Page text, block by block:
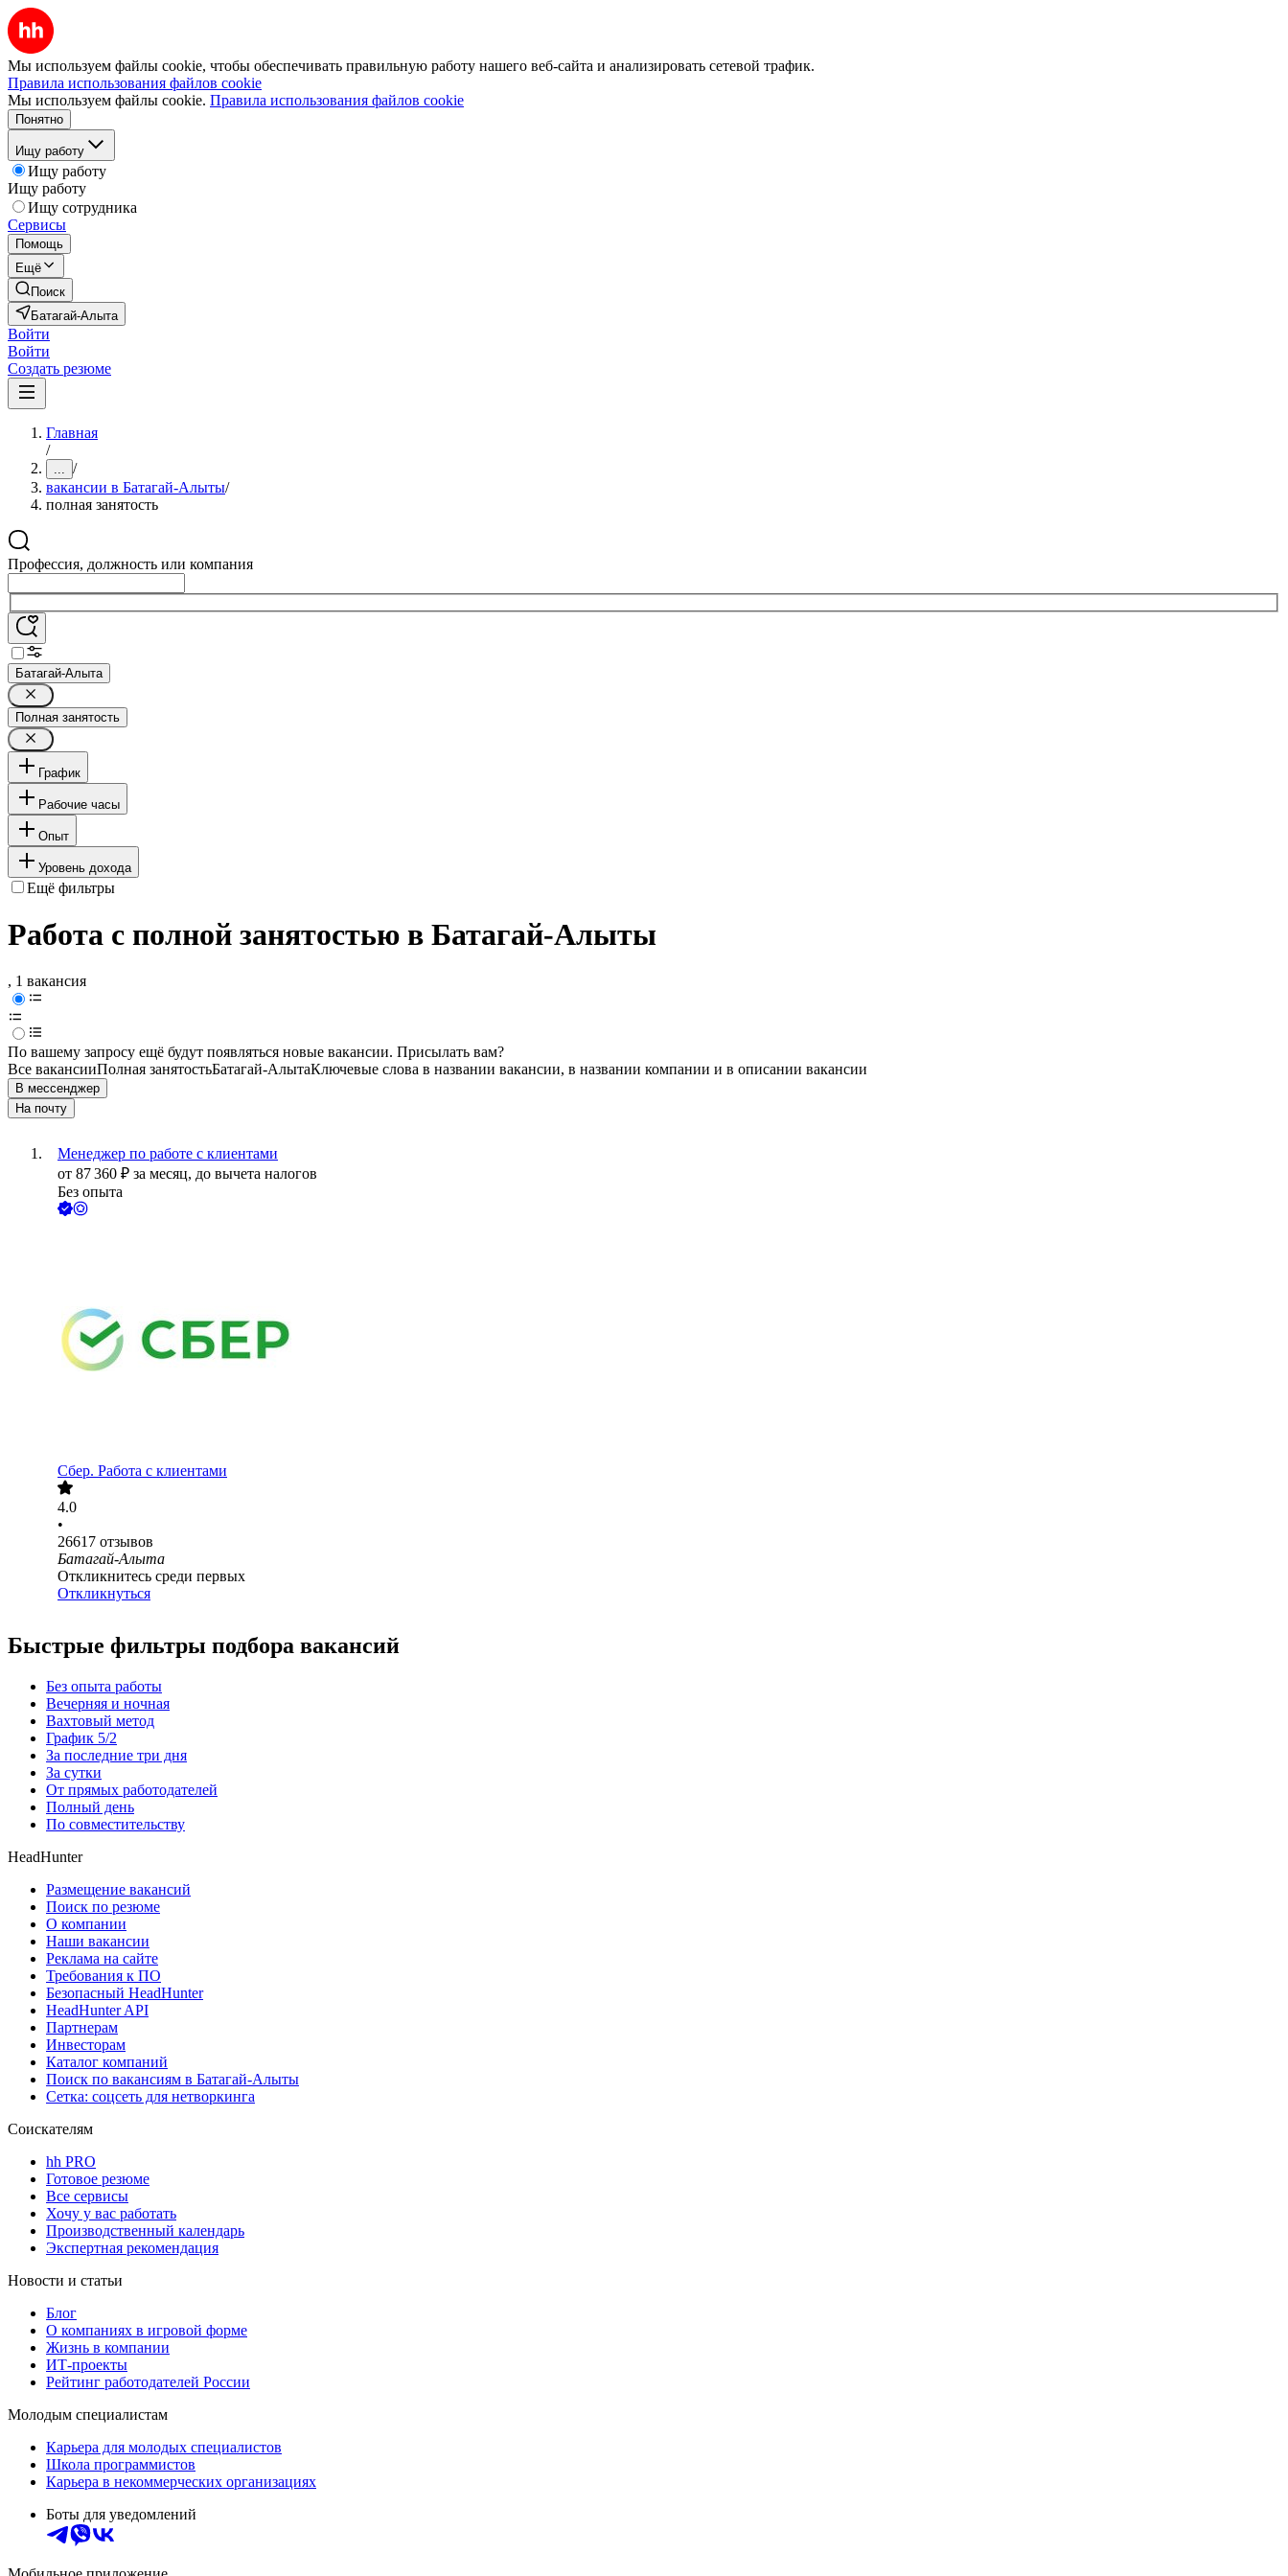
Мы используем файлы cookie, чтобы обеспечивать правильную работу нашего веб-сайта и анализировать сетевой трафик.
Правила использования файлов cookie
Мы используем файлы cookie. Правила использования файлов cookie
Понятно
Ищу работу
Ищу работу
Ищу работу
Ищу сотрудника
Сервисы
Помощь
Ещё
Поиск
Батагай-Алыта
Войти
Войти
Создать резюме
Главная
/
... /
вакансии в Батагай-Алыты/
полная занятость
Профессия, должность или компания
Батагай-Алыта
Полная занятость
График
Рабочие часы
Опыт
Уровень дохода
Ещё фильтры
Работа с полной занятостью в Батагай-Алыты
, 1 вакансия
По вашему запросу ещё будут появляться новые вакансии. Присылать вам?
Все вакансииПолная занятостьБатагай-АлытаКлючевые слова в названии вакансии, в названии компании и в описании вакансии
В мессенджер
На почту
Менеджер по работе с клиентами
от 87 360 ₽ за месяц, до вычета налогов
Без опыта
Сбер. Работа с клиентами
4.0
•
26617 отзывов
Батагай-Алыта
Откликнитесь среди первых
Откликнуться
Быстрые фильтры подбора вакансий
Без опыта работы
Вечерняя и ночная
Вахтовый метод
График 5/2
За последние три дня
За сутки
От прямых работодателей
Полный день
По совместительству
HeadHunter
Размещение вакансий
Поиск по резюме
О компании
Наши вакансии
Реклама на сайте
Требования к ПО
Безопасный HeadHunter
HeadHunter API
Партнерам
Инвесторам
Каталог компаний
Поиск по вакансиям в Батагай-Алыты
Сетка: соцсеть для нетворкинга
Соискателям
hh PRO
Готовое резюме
Все сервисы
Хочу у вас работать
Производственный календарь
Экспертная рекомендация
Новости и статьи
Блог
О компаниях в игровой форме
Жизнь в компании
ИТ-проекты
Рейтинг работодателей России
Молодым специалистам
Карьера для молодых специалистов
Школа программистов
Карьера в некоммерческих организациях
Боты для уведомлений